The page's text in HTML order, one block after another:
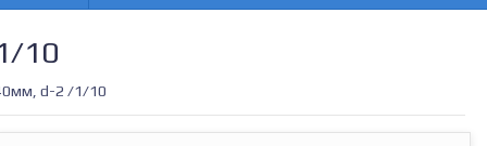
10
d-2 /1/10